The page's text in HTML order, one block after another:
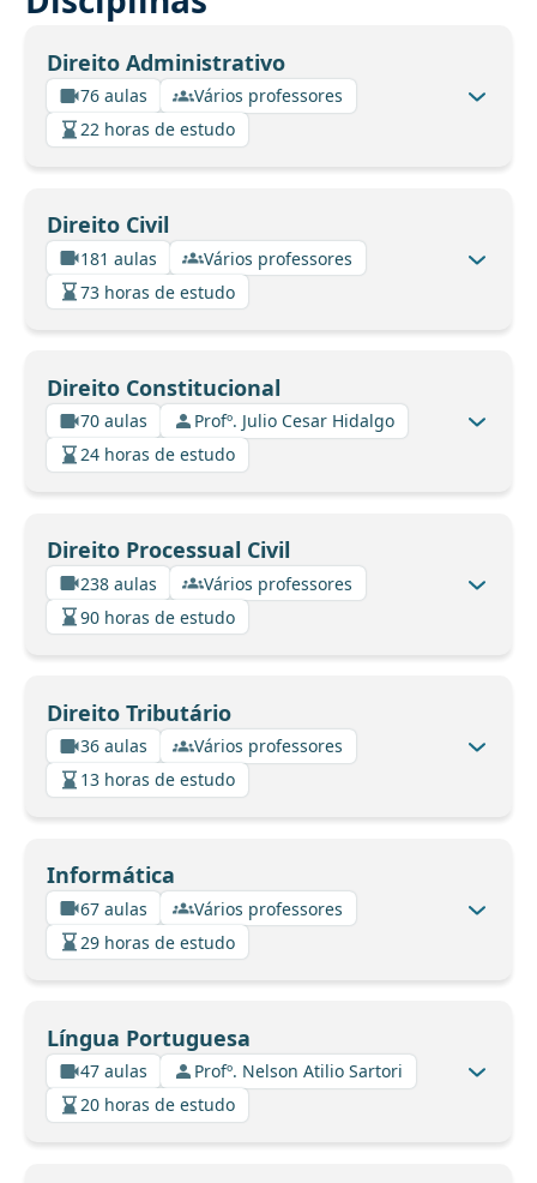
Direito Administrativo
76 aulas
Vários professores
22 horas de estudo
Direito Civil
181 aulas
Vários professores
73 horas de estudo
Direito Constitucional
70 aulas
Profº. Julio Cesar Hidalgo
24 horas de estudo
Direito Processual Civil
238 aulas
Vários professores
90 horas de estudo
Direito Tributário
36 aulas
Vários professores
13 horas de estudo
Informática
67 aulas
Vários professores
29 horas de estudo
Língua Portuguesa
47 aulas
Profº. Nelson Atilio Sartori
20 horas de estudo